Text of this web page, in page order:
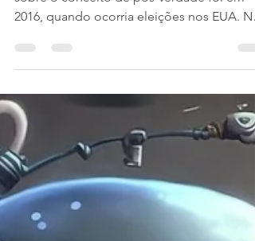
A primeira vez que me ocupei de pensar
2016, quando ocorria eleições nos EUA. Na
ocasião já...